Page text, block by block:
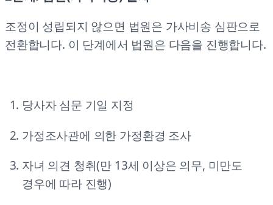
조정이 성립되지 않으면 법원은 가사비송 심판으로
전환합니다. 이 단계에서 법원은 다음을 진행합니다.
당사자 심문 기일 지정
가정조사관에 의한 가정환경 조사
자녀 의견 청취(만 13세 이상은 의무, 미만도
경우에 따라 진행)